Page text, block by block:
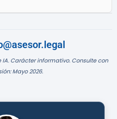
Carácter informativo. Consulte con
Mayo 2026.